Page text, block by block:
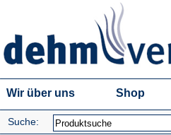
Wir über uns Shop
Suche: